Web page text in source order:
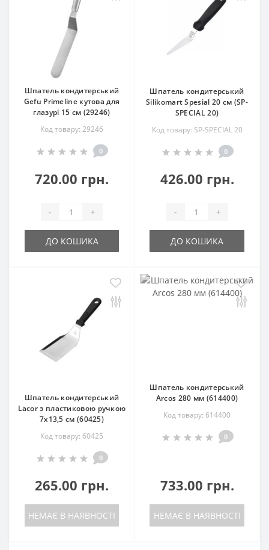
Шпатель кондитерський
Gefu Primeline кутова для
глазурі 15 см (29246)
Код товару: 29246
0
720.00 грн.
- +
ДО КОШИКА
Шпатель кондитерський
Silikomart Spesial 20 см (SP-
SPECIAL 20)
Код товару: SP-SPECIAL 20
0
426.00 грн.
- +
ДО КОШИКА
Шпатель кондитерський
Lacor з пластиковою ручкою
7х13,5 см (60425)
Код товару: 60425
0
265.00 грн.
НЕМАЄ В НАЯВНОСТІ
Шпатель кондитерський
Arcos 280 мм (614400)
Код товару: 614400
0
733.00 грн.
НЕМАЄ В НАЯВНОСТІ